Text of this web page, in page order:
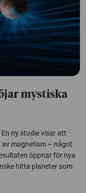
mystiska
ny studie visar att
magnetism – något
öppnar för nya
hitta planeter som